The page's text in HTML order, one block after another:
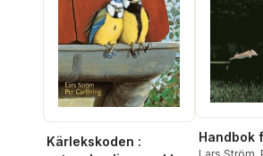
Kärlekskoden :
Handbok